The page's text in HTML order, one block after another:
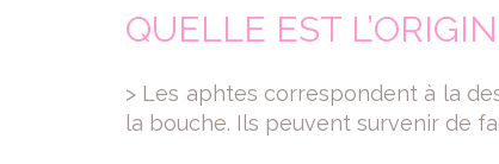
QUELLE EST
> Les aphtes correspondent à la
la bouche. Ils peuvent survenir de